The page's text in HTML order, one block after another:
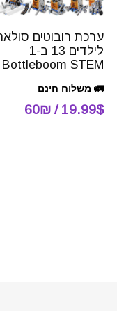
ערכת רובוטים
לילדים 13 ב-1
Bottleboom STEM
🚛 משלוח חינם
19.99$ / 60₪